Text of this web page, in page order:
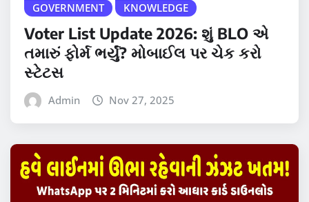
GOVERNMENT KNOWLEDGE
Voter List Update 2026: શું BLO એ
તમારું ફોર્મ ભર્યું? મોબાઈલ પર ચેક કરો
સ્ટેટસ
Admin Nov 27, 2025